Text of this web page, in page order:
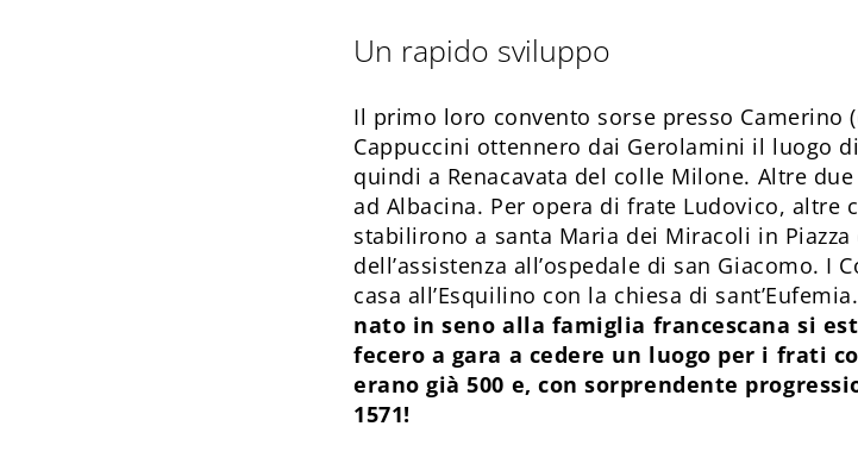
Un rapido sviluppo
Il primo loro convento sorse presso Camerino
Cappuccini ottennero dai Gerolamini il luogo
quindi a Renacavata del colle Milone. Altre
ad Albacina. Per opera di frate Ludovico, altre
stabilirono a santa Maria dei Miracoli in Piazza
dell’assistenza all’ospedale di san Giacomo.
casa all’Esquilino con la chiesa di sant’Eufemia.
nato in seno alla famiglia francescana si
fecero a gara a cedere un luogo per i frati
erano già 500 e, con sorprendente
1571!